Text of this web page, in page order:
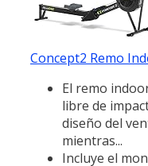
Concept2 Remo
El remo
libre de
diseño del
mientras...
Incluye el